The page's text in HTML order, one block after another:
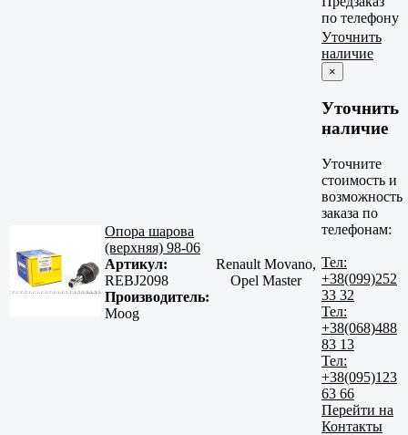
по телефону
Опора шарова
(верхняя) 98-06
Артикул:
REBJ2098
Производитель:
Moog
Renault Movano,
Opel Master
Уточнить
наличие
×
Уточнить
наличие
Уточните
стоимость и
возможность
заказа по
телефонам:
Тел:
+38(099)252
33 32
Тел:
+38(068)488
83 13
Тел:
+38(095)123
63 66
Перейти на
Контакты